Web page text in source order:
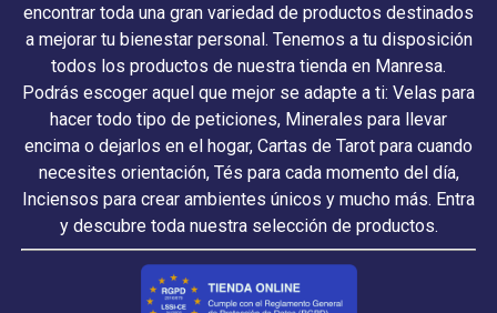
encontrar toda una gran variedad de productos destinados
a mejorar tu bienestar personal. Tenemos a tu disposición
todos los productos de nuestra tienda en Manresa.
Podrás escoger aquel que mejor se adapte a ti: Velas para
hacer todo tipo de peticiones, Minerales para llevar
encima o dejarlos en el hogar, Cartas de Tarot para cuando
necesites orientación, Tés para cada momento del día,
Inciensos para crear ambientes únicos y mucho más. Entra
y descubre toda nuestra selección de productos.